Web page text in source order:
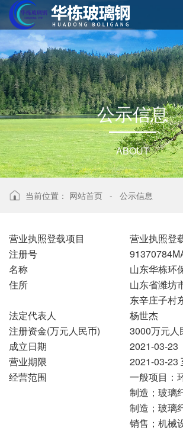
公示信息
ABOUT
当前位置： 网站首页 - 公示信息
营业执照登载项目
营业执照登
注册号
名称
山东华栋环
住所
山东省潍坊
东辛庄子村
法定代表人
杨世杰
注册资金(万元人民币)
3000万元人
成立日期
2021-03-23
营业期限
2021-03-23
经营范围
一般项目：
制造；玻璃
制造；玻璃
销售；机械